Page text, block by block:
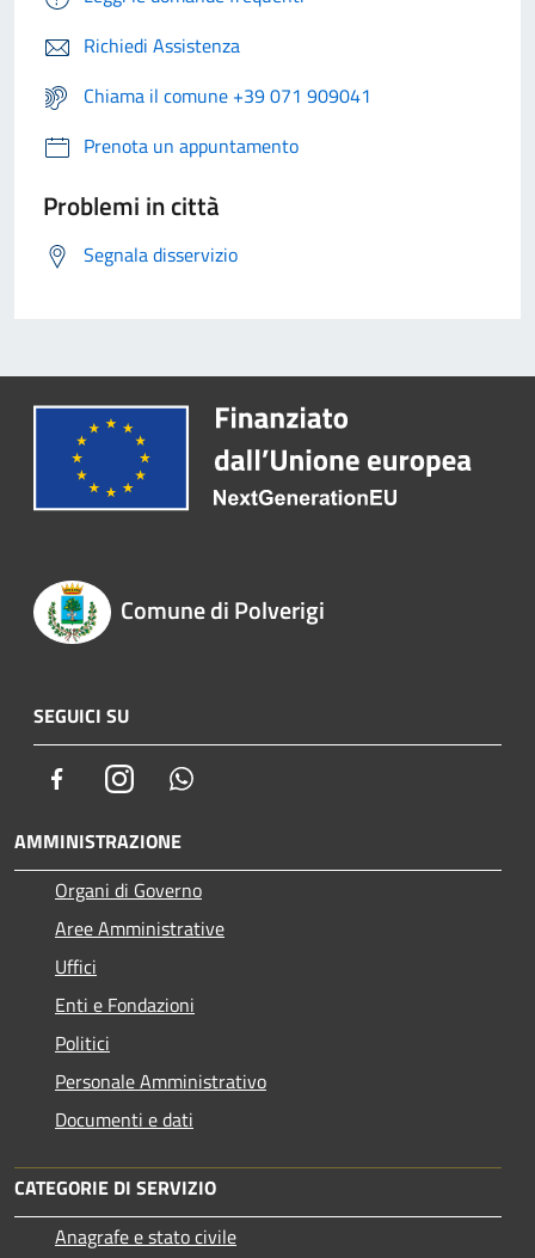
Richiedi Assistenza
Chiama il comune +39 071 909041
Prenota un appuntamento
Problemi in città
Segnala disservizio
Comune di Polverigi
SEGUICI SU
FacebookInstagram
AMMINISTRAZIONE
Organi di Governo
Aree Amministrative
Uffici
Enti e Fondazioni
Politici
Personale Amministrativo
Documenti e dati
CATEGORIE DI SERVIZIO
Anagrafe e stato civile